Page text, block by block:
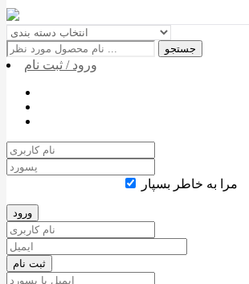
جستجو
ورود / ثبت نام
مرا به خاطر بسپار